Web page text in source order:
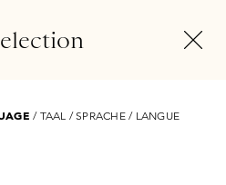
Skins Exclusives Skins
/ TAAL / SPRACHE / LANGUE